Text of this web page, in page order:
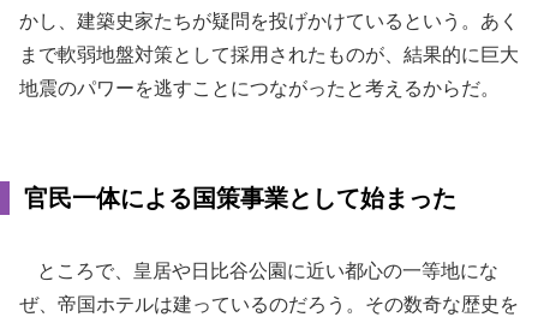
かし、建築史家たちが疑問を投げかけているという。あく
まで軟弱地盤対策として採用されたものが、結果的に巨大
地震のパワーを逃すことにつながったと考えるからだ。
官民一体による国策事業として始まった
ところで、皇居や日比谷公園に近い都心の一等地にな
ぜ、帝国ホテルは建っているのだろう。その数奇な歴史を